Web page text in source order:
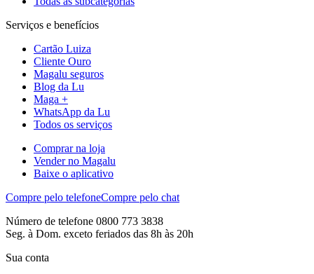
Serviços e benefícios
Cartão Luiza
Cliente Ouro
Magalu seguros
Blog da Lu
Maga +
WhatsApp da Lu
Todos os serviços
Comprar na loja
Vender no Magalu
Baixe o aplicativo
Compre pelo telefoneCompre pelo chat
Número de telefone 0800 773 3838
Seg. à Dom. exceto feriados das 8h às 20h
Sua conta